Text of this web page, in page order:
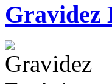
Gravidez